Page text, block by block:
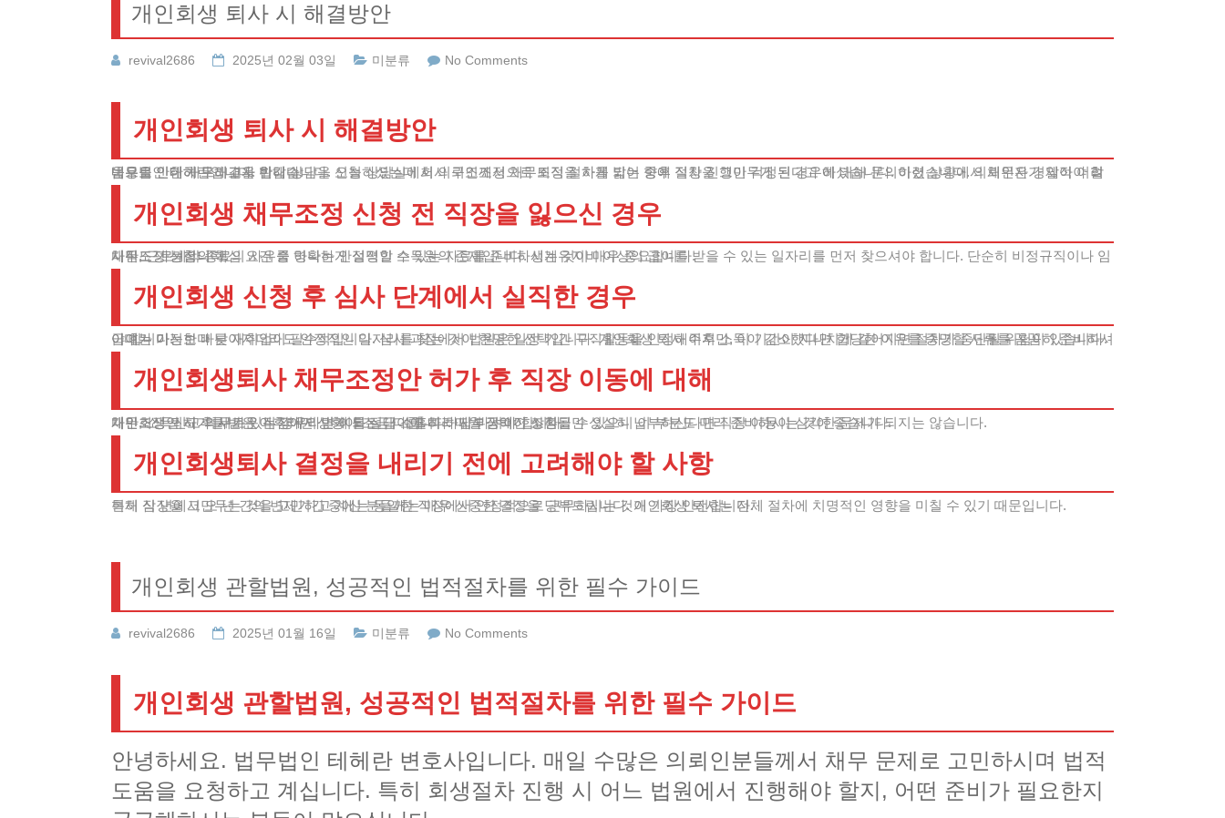
개인회생 퇴사 시 해결방안
revival2686 2025년 02월 03일 미분류 No Comments
개인회생 퇴사 시 해결방안
법무법인 테헤란입니다. 반갑습니다. 오늘 상담실에서 의뢰인께서 채무조정 절차를 밟는 중에 직장을 그만두게 된 경우에 대해 문의하셨습니다. 의뢰인은 경제적 어려움으로 인한 채무해결을 위해 상담을 신청하셨는데 회사 구조조정으로 퇴직을 하게 되어 향후 절차 진행이 걱정된다고 하셨습니다. 이런 상황에서 채무자가 알아야 할 내용을 안내해 드리고자 합니다.
개인회생 채무조정 신청 전 직장을 잃으신 경우
채무조정 신청의 핵심 요건 중 하나는 안정적인 소득원의 존재입니다. 생계유지비 이상의 급여를 받을 수 있는 일자리를 먼저 찾으셔야 합니다. 단순히 비정규직이나 임시직도 가능합니다.
다만, 근로계약 종료의 사유를 명확하게 설명할 수 있는 자료를 준비하시는 것이 매우 중요합니다.
개인회생 신청 후 심사 단계에서 실직한 경우
이때는 가능한 빠른 재취업이 필수적입니다. 심사 과정에서 법원은 일정 기간 구직활동을 인정해주지만, 이 기간이 지나치게 길어지면 절차가 중단될 위험이 있습니다.
급여가 이전보다 낮아지더라도 안정적인 일자리를 찾는 것이 현명한 선택입니다. 개인회생 퇴사 이후 소득이 감소했다면 합당한 이유를 증명할 서류를 꼼꼼히 준비하셔야 합니다.
개인회생퇴사 채무조정안 허가 후 직장 이동에 대해
채무조정안 허가를 받은 이후라면 상황이 조금 다릅니다. 매월 정해진 상환금만 성실히 납부하신다면 직장 이동이 심각한 문제가 되지는 않습니다.
다만, 소득신고 의무가 있는 경우라면 이를 절대 소홀히 하지 마셔야 합니다.
개인회생 퇴사 후 새로운 직장에서 받게 되는 급여에 따라 납부금액이 조정될 수 있으니 이 부분도 미리 준비하시는 것이 좋습니다.
개인회생퇴사 결정을 내리기 전에 고려해야 할 사항
현재 직장을 그만두는 것을 고민하고 계신 분들께는 매우 신중한 결정을 당부드립니다. 개인회생 퇴사는 전체 절차에 치명적인 영향을 미칠 수 있기 때문입니다.
특히 삼 년에서 오 년 간의 변제기간 중에는 동일한 직장에서 안정적으로 근무하시는 것이 가장 안전합니다.
개인회생 관할법원, 성공적인 법적절차를 위한 필수 가이드
revival2686 2025년 01월 16일 미분류 No Comments
개인회생 관할법원, 성공적인 법적절차를 위한 필수 가이드
안녕하세요. 법무법인 테헤란 변호사입니다. 매일 수많은 의뢰인분들께서 채무 문제로 고민하시며 법적
도움을 요청하고 계십니다. 특히 회생절차 진행 시 어느 법원에서 진행해야 할지, 어떤 준비가 필요한지